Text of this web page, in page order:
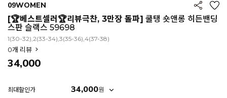
09WOMEN
[🏆베스트셀러🏆리뷰극찬, 3만장 돌파] 쿨탱 숏앤롱 히든밴딩
스판 슬랙스 59698
1(30-32),2(33-34),3(35-36),4(37-38)
0개 리뷰
34,000
최대할인가 34,000원